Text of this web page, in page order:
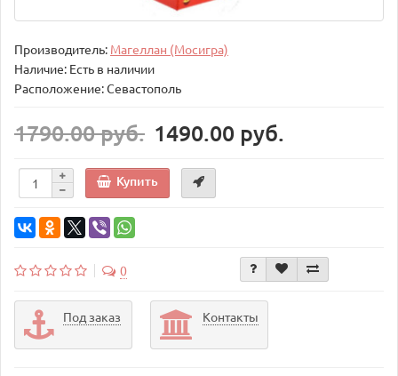
Производитель: Магеллан (Мосигра)
Наличие: Есть в наличии
Расположение: Севастополь
1790.00 руб. 1490.00 руб.
Купить
0
Под заказ Контакты